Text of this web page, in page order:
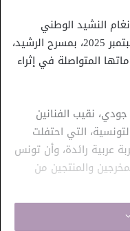
النشيد الوطني
التونسي، تم صباح اليوم الثلاثاء 16 سبتمبر 2025، بمسرح الرشيد،
المتواصلة في إثراء
نقيب الفنانين
التي احتفلت
عربية رائدة، وأن تونس
والمنتجين من
تكريميًا للمنتج الراحل